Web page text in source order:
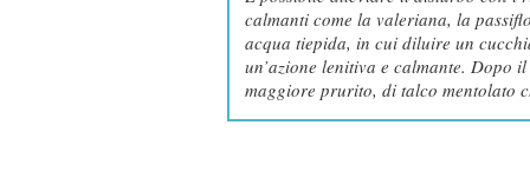
calmanti come la valeriana, la
acqua tiepida, in cui diluire un
un’azione lenitiva e calmante. Dopo
maggiore prurito, di talco mentolato